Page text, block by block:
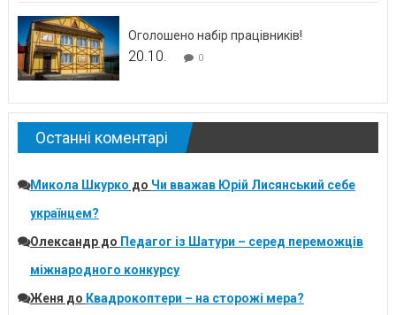
Оголошено набір працівників!
20.10. 0
Останні коментарі
Микола Шкурко до Чи вважав Юрій Лисянський себе
українцем?
Олександрдо Педагог із Шатури – серед переможців
міжнародного конкурсу
Женя до Квадрокоптери – на сторожі мера?